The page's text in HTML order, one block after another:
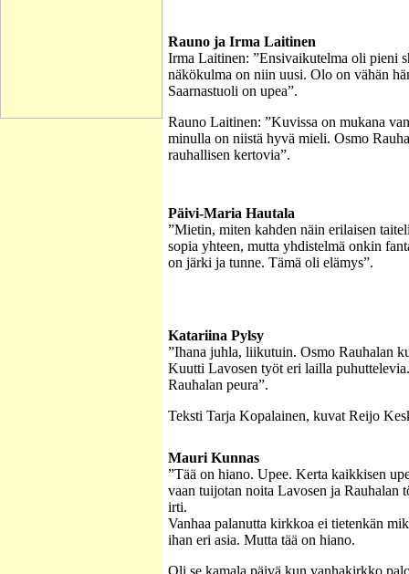
Rauno ja Irma Laitinen
Irma Laitinen: ”Ensivaikutelma oli pieni
näkökulma on niin uusi. Olo on vähän
Saarnastuoli on upea”.
Rauno Laitinen: ”Kuvissa on mukana
minulla on niistä hyvä mieli. Osmo
rauhallisen kertovia”.
Päivi-Maria Hautala
”Mietin, miten kahden näin erilaisen
sopia yhteen, mutta yhdistelmä onkin
on järki ja tunne. Tämä oli elämys”.
Katariina Pylsy
”Ihana juhla, liikutuin. Osmo Rauhalan
Kuutti Lavosen työt eri lailla
Rauhalan peura”.
Teksti Tarja Kopalainen, kuvat Reijo
Mauri Kunnas
”Tää on hiano. Upee. Kerta kaikkisen
vaan tuijotan noita Lavosen ja Rauhalan
irti.
Vanhaa palanutta kirkkoa ei tietenkän
ihan eri asia. Mutta tää on hiano.
Oli se kamala päivä kun vanhakirkko